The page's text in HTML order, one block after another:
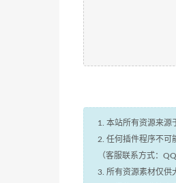
1. 本站所有资源来源
2. 任何插件程序不可
（客服联系方式：
3. 所有资源素材仅供